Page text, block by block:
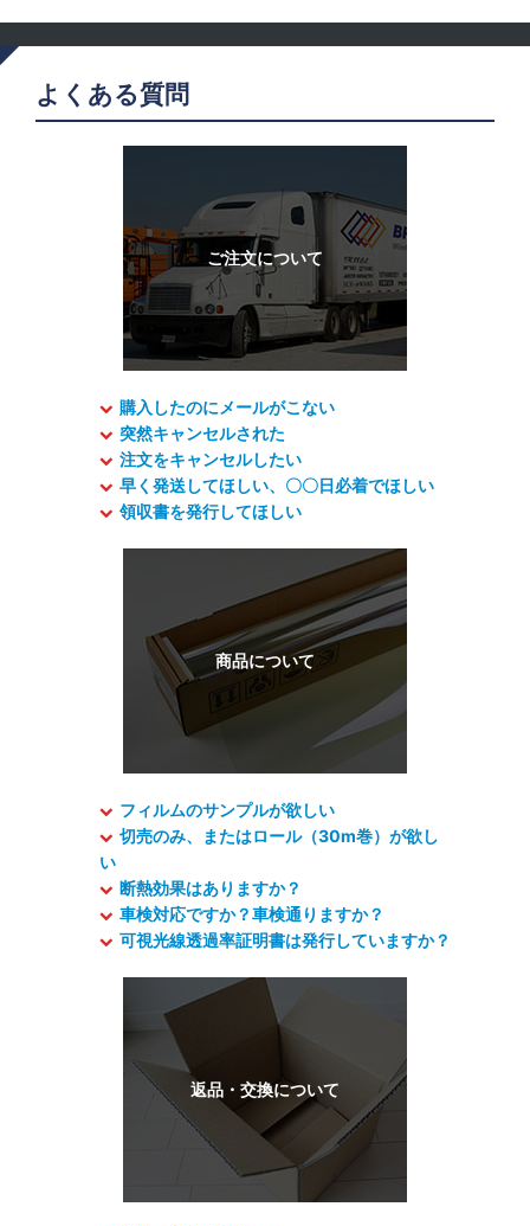
よくある質問
購入したのにメールがこない
突然キャンセルされた
注文をキャンセルしたい
早く発送してほしい、〇〇日必着でほしい
領収書を発行してほしい
フィルムのサンプルが欲しい
切売のみ、またはロール（30m巻）が欲し
い
断熱効果はありますか？
車検対応ですか？車検通りますか？
可視光線透過率証明書は発行していますか？